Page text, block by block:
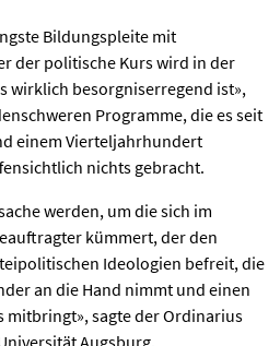
Bildungspleite mit
der politische Kurs wird in der
wirklich besorgniserregend ist»,
Programme, die es seit
einem Vierteljahrhundert
nichts gebracht.
werden, um die sich im
kümmert, der den
Ideologien befreit, die
an die Hand nimmt und einen
mitbringt», sagte der Ordinarius
Augsburg.